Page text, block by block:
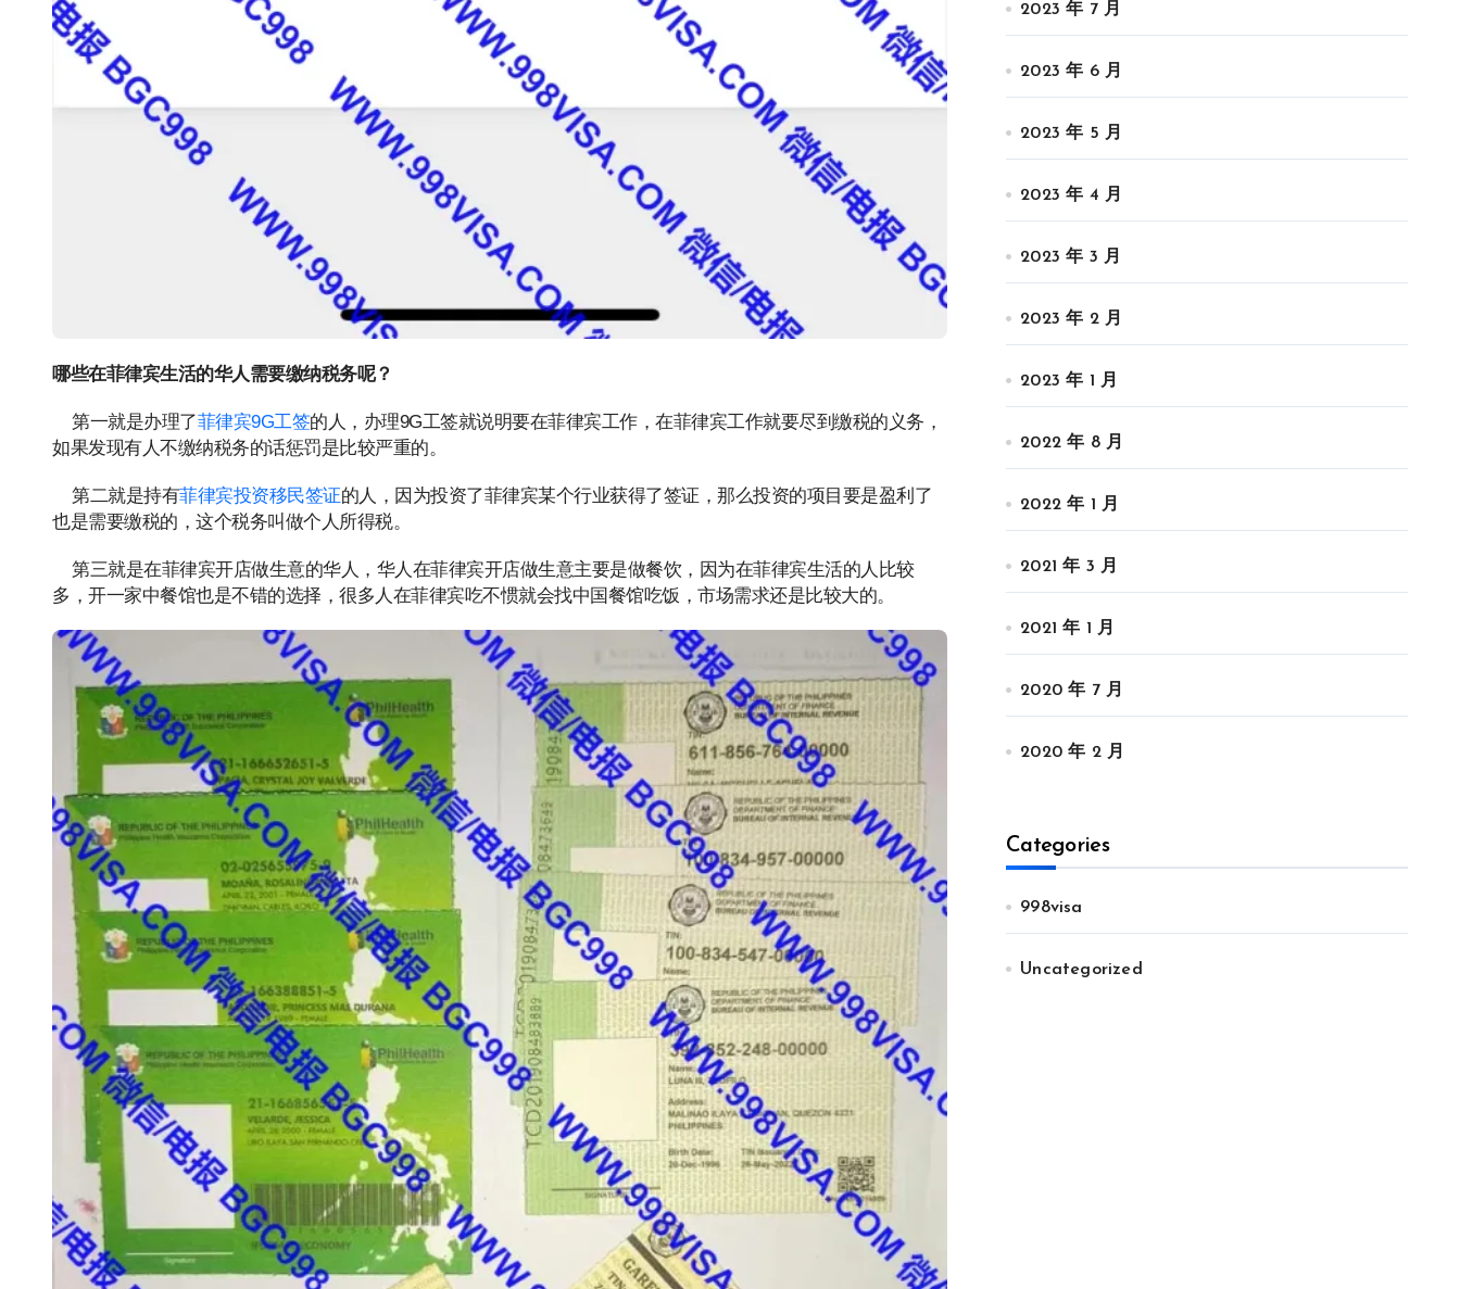
哪些在菲律宾生活的华人需要缴纳税务呢？
第一就是办理了菲律宾9G工签的人，办理9G工签就说明要在菲律宾工作，在菲律宾工作就要尽到缴税的义务，
如果发现有人不缴纳税务的话惩罚是比较严重的。
第二就是持有菲律宾投资移民签证的人，因为投资了菲律宾某个行业获得了签证，那么投资的项目要是盈利了
也是需要缴税的，这个税务叫做个人所得税。
第三就是在菲律宾开店做生意的华人，华人在菲律宾开店做生意主要是做餐饮，因为在菲律宾生活的人比较
多，开一家中餐馆也是不错的选择，很多人在菲律宾吃不惯就会找中国餐馆吃饭，市场需求还是比较大的。
2023 年 7 月
2023 年 6 月
2023 年 5 月
2023 年 4 月
2023 年 3 月
2023 年 2 月
2023 年 1 月
2022 年 8 月
2022 年 1 月
2021 年 3 月
2021 年 1 月
2020 年 7 月
2020 年 2 月
Categories
998visa
Uncategorized